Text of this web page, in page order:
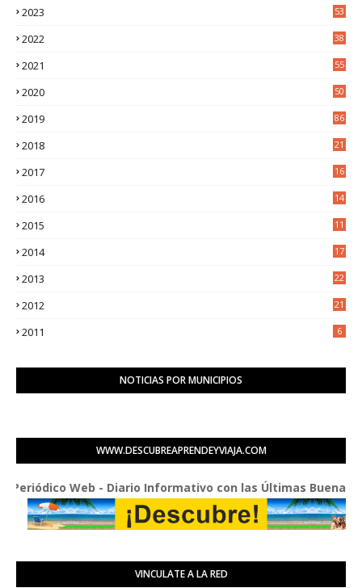
2023
53
2022
38
2021
55
2020
50
2019 86
2018
21
2017
16
2016
14
2015
11
2014
17
2013
22
2012
21
2011 6
NOTICIAS POR MUNICIPIOS
WWW.DESCUBREAPRENDEYVIAJA.COM
Web - Diario Informativo con las Últimas Buenas Noticias
VINCULATE A LA RED